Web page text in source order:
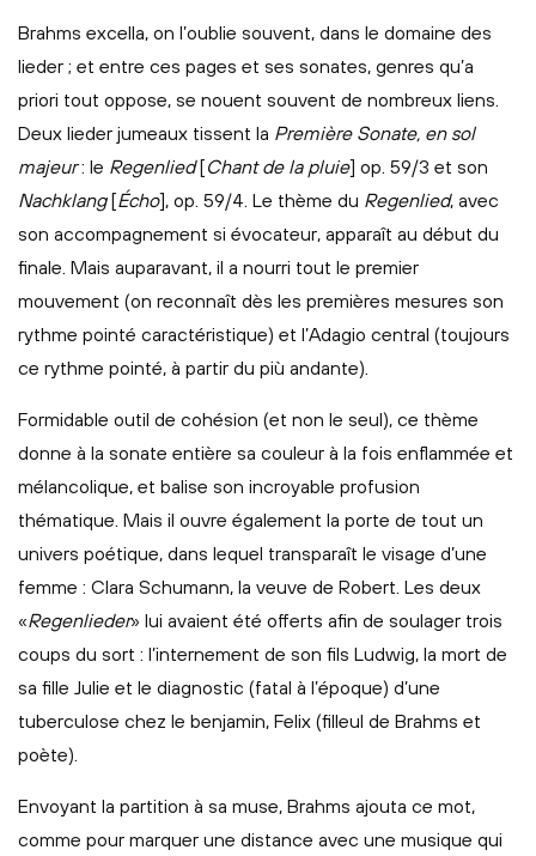
Brahms excella, on l’oublie souvent, dans le domaine des
lieder ; et entre ces pages et ses sonates, genres qu’a
priori tout oppose, se nouent souvent de nombreux liens.
Deux lieder jumeaux tissent la Première Sonate, en sol
majeur: le Regenlied[Chant de la pluie] op. 59/3 et son
Nachklang[Écho], op. 59/4. Le thème du Regenlied, avec
son accompagnement si évocateur, apparaît au début du
finale. Mais auparavant, il a nourri tout le premier
mouvement (on reconnaît dès les premières mesures son
rythme pointé caractéristique) et l’Adagio central (toujours
ce rythme pointé, à partir du più andante).
Formidable outil de cohésion (et non le seul), ce thème
donne à la sonate entière sa couleur à la fois enflammée et
mélancolique, et balise son incroyable profusion
thématique. Mais il ouvre également la porte de tout un
univers poétique, dans lequel transparaît le visage d’une
femme : Clara Schumann, la veuve de Robert. Les deux
«Regenlieder» lui avaient été offerts afin de soulager trois
coups du sort : l’internement de son fils Ludwig, la mort de
sa fille Julie et le diagnostic (fatal à l’époque) d’une
tuberculose chez le benjamin, Felix (filleul de Brahms et
poète).
Envoyant la partition à sa muse, Brahms ajouta ce mot,
comme pour marquer une distance avec une musique qui